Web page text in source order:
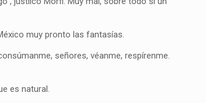
muy pronto las fantasías.
señores, véanme, respírenme.
es natural.